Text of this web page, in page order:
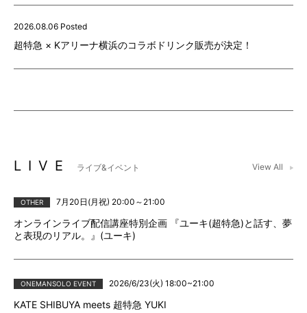
2026.08.06 Posted
超特急 × Kアリーナ横浜のコラボドリンク販売が決定！
LIVE ライブ&イベント View All
OTHER 7月20日(月祝) 20:00～21:00
オンラインライブ配信講座特別企画 『ユーキ(超特急)と話す、夢
と表現のリアル。』(ユーキ)
ONEMANSOLO EVENT 2026/6/23(火) 18:00~21:00
KATE SHIBUYA meets 超特急 YUKI